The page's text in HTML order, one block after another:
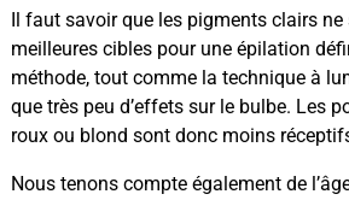
Il faut savoir que les pigments clairs ne
meilleures cibles pour une épilation
méthode, tout comme la technique à
que très peu d’effets sur le bulbe. Les
roux ou blond sont donc moins
Nous tenons compte également de